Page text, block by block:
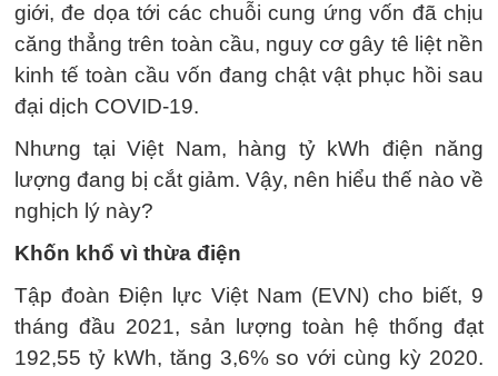
giới, đe dọa tới các chuỗi cung ứng vốn đã chịu
căng thẳng trên toàn cầu, nguy cơ gây tê liệt nền
kinh tế toàn cầu vốn đang chật vật phục hồi sau
đại dịch COVID-19.
Nhưng tại Việt Nam, hàng tỷ kWh điện năng
lượng đang bị cắt giảm. Vậy, nên hiểu thế nào về
nghịch lý này?
Khốn khổ vì thừa điện
Tập đoàn Điện lực Việt Nam (EVN) cho biết, 9
tháng đầu 2021, sản lượng toàn hệ thống đạt
192,55 tỷ kWh, tăng 3,6% so với cùng kỳ 2020.